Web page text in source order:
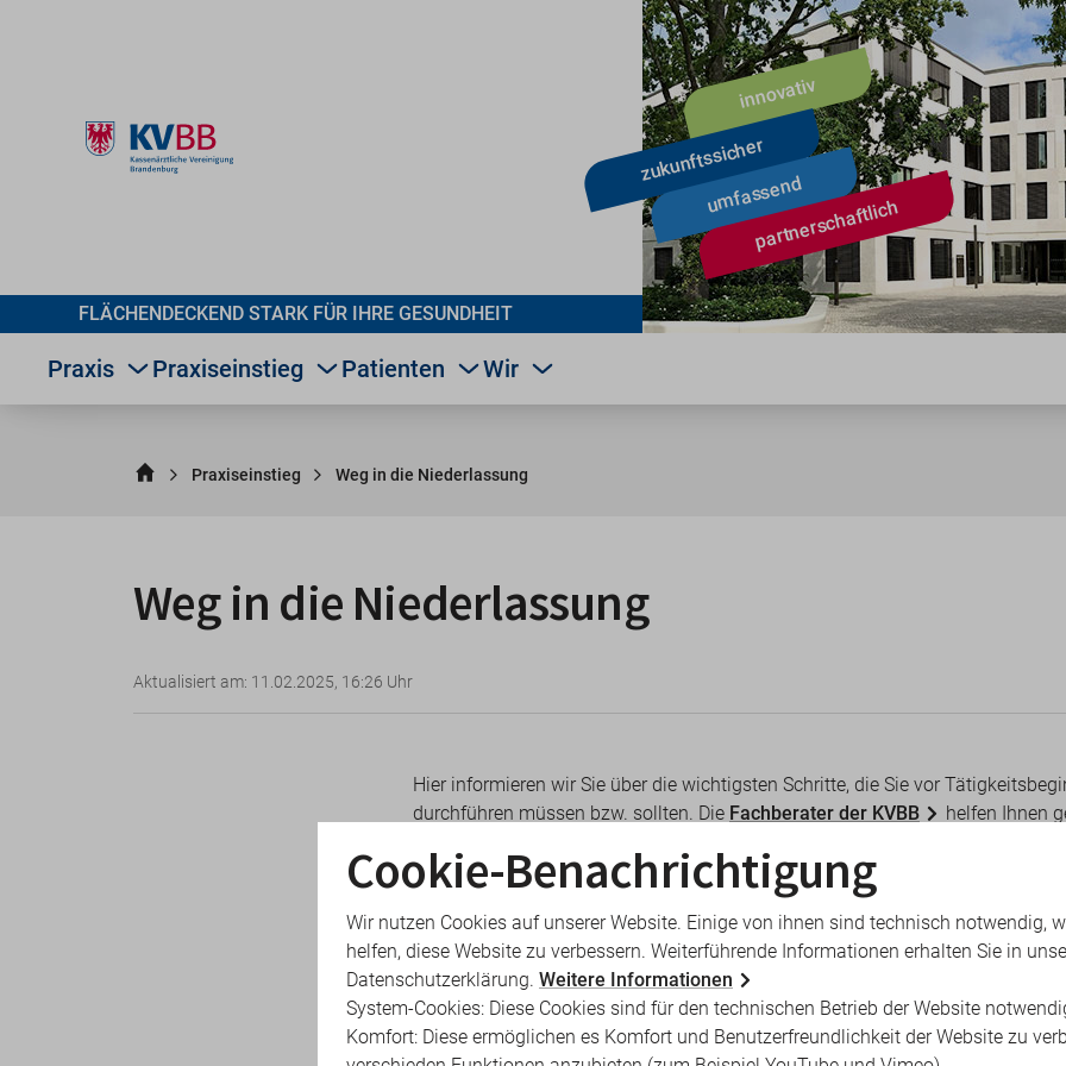
FLÄCHENDECKEND STARK FÜR IHRE GESUNDHEIT
Praxis Praxiseinstieg Patienten Wir
Praxiseinstieg Weg in die Niederlassung
Weg in die Niederlassung
Aktualisiert am: 11.02.2025, 16:26 Uhr
Hier informieren wir Sie über die wichtigsten Schritte, die Sie vor
durchführen müssen bzw. sollten. Die Fachberater der KVBB
helfen Ihnen
persönlichen Entscheidungsfindungen stehen wir Ihnen mit Rat und Hilfe zur
Eintrag in das Arztregister
Wahl des geeigneten Standortes
Cookie-Benachrichtigung
Wir nutzen Cookies auf unserer Website. Einige von ihnen sind technisch notwendig,
helfen, diese Website zu verbessern. Weiterführende Informationen erhalten Sie in
Datenschutzerklärung. Weitere Informationen
System-Cookies: Diese Cookies sind für den technischen Betrieb der Website
Komfort: Diese ermöglichen es Komfort und Benutzerfreundlichkeit der Website zu